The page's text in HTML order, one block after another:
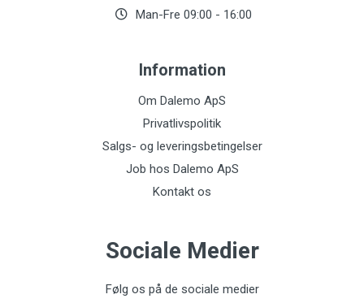
Man-Fre 09:00 - 16:00
Information
Om Dalemo ApS
Privatlivspolitik
Salgs- og leveringsbetingelser
Job hos Dalemo ApS
Kontakt os
Sociale Medier
Følg os på de sociale medier